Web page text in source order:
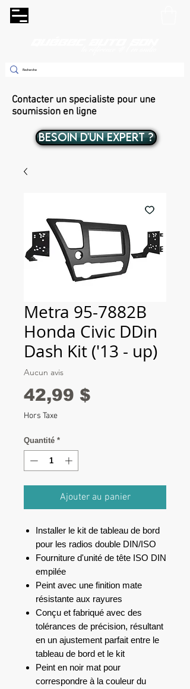
Contacter un specialiste pour une
soumission en ligne
BESOIN D'UN EXPERT ?
Metra 95-7882B
Honda Civic DDin
Dash Kit ('13 - up)
Aucun avis
42,99 $
Hors Taxe
Quantité *
Ajouter au panier
Installer le kit de tableau de bord
pour les radios double DIN/ISO
Fourniture d'unité de tête ISO DIN
empilée
Peint avec une finition mate
résistante aux rayures
Conçu et fabriqué avec des
tolérances de précision, résultant
en un ajustement parfait entre le
tableau de bord et le kit
Peint en noir mat pour
correspondre à la couleur du